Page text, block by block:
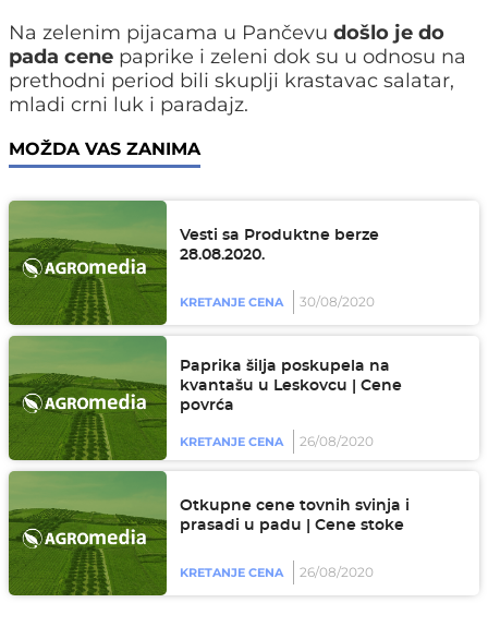
Na zelenim pijacama u Pančevu došlo je do
pada cene paprike i zeleni dok su u odnosu na
prethodni period bili skuplji krastavac salatar,
mladi crni luk i paradajz.
MOŽDA VAS ZANIMA
Vesti sa Produktne berze
28.08.2020.
KRETANJE CENA 30/08/2020
Paprika šilja poskupela na
kvantašu u Leskovcu | Cene
povrća
KRETANJE CENA 26/08/2020
Otkupne cene tovnih svinja i
prasadi u padu | Cene stoke
KRETANJE CENA 26/08/2020